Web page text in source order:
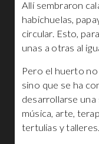
Allí sembraron
habichuelas,
circular. Esto,
unas a otras al
Pero el huerto
sino que se ha
desarrollarse
música, arte,
tertulias y talleres.